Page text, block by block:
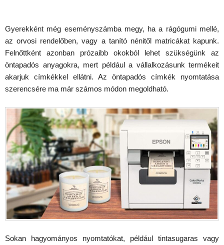
Gyerekként még eseményszámba megy, ha a rágógumi mellé,
az orvosi rendelőben, vagy a tanító nénitől matricákat kapunk.
Felnőttként azonban prózaibb okokból lehet szükségünk az
öntapadós anyagokra, mert például a vállalkozásunk termékeit
akarjuk címkékkel ellátni. Az öntapadós címkék nyomtatása
szerencsére ma már számos módon megoldható.
Sokan hagyományos nyomtatókat, például tintasugaras vagy